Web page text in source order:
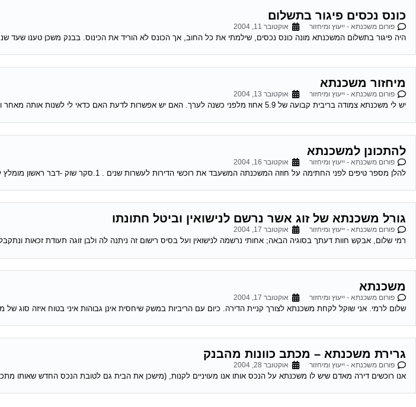
כונס נכסים פיגור בתשלום
פורום משכנתא - ייעוץ ומיחזור אוקטובר 11, 2004
היה פיגור בתשלום המשכנתא מונה כונס נכסים, שילמתי את כל החוב, אך הכונס לא הוריד את הכינוס. בבנק משכן טענו שעד
מיחזור משכנתא
פורום משכנתא - ייעוץ ומיחזור אוקטובר 13, 2004
יש לי משכנתא צמודה בריבית קבועה של 5.9 אחוז מלפני כשנה לערך. האם יש אפשרות לדעת האם כדאי לי לשנות אותה מאחר והיום המשכנתאות זולות...
להתכונן למשכנתא
פורום משכנתא - ייעוץ ומיחזור אוקטובר 16, 2004
להלן מספר טיפים לפני החתימה על חוזה המשכנתה המשעבד את רוכשי הדירות לעשרות שנים . 1.סקר שוק -דבר ראשון מומלץ לעשות שיעורי בית . shopping...
גורל משכנתא של זוג אשר נרשם לנישואין וביטל חתונתו
פורום משכנתא - ייעוץ ומיחזור אוקטובר 17, 2004
רמי שלום, אבקש חוות דעתך בסוגיה הבאה; אחותי נרשמה לנישואין ועל בסיס רישום זה ניתנה לה ולבן זוגה תעודת זכאות
משכנתא
פורום משכנתא - ייעוץ ומיחזור אוקטובר 17, 2004
שלום לרמי. אני שוקל לקחת משכנתא לצורך קניית הדירה. כיום עם הריביות במשק שיחסית אינן גבוהות איני בטוח איזה סוג של
גרירת משכנתא – מכתב כוונות מהבנק
פורום משכנתא - ייעוץ ומיחזור אוקטובר 28, 2004
אנו רוכשים דירה מאדם שיש לו משכנתא על הנכס אותו אנו מעויניים לקנות, (מישכן את הבית גם לטובת הנכס החדש שאותו